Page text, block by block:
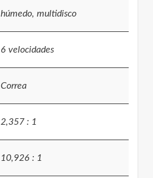
húmedo, multidisco
6 velocidades
Correa
2,357 : 1
10,926 : 1